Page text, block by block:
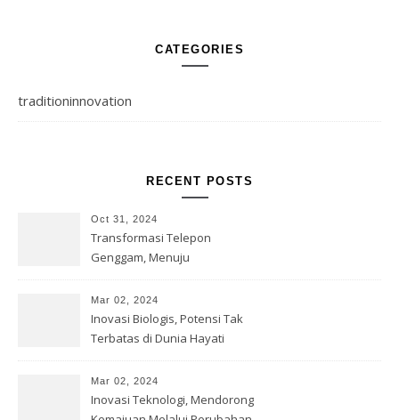
CATEGORIES
traditioninnovation
RECENT POSTS
Oct 31, 2024
Transformasi Telepon
Genggam, Menuju
Mar 02, 2024
Inovasi Biologis, Potensi Tak
Terbatas di Dunia Hayati
Mar 02, 2024
Inovasi Teknologi, Mendorong